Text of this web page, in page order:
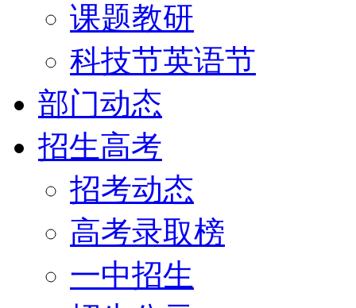
课题教研
科技节英语节
部门动态
招生高考
招考动态
高考录取榜
一中招生